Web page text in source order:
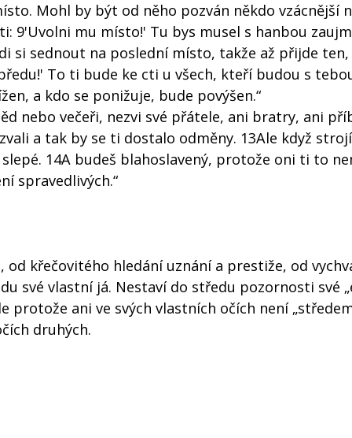
Mohl by být od něho pozván někdo vzácnější
9'Uvolni mu místo!' Tu bys musel s hanbou
si sednout na poslední místo, takže až přijde
To ti bude ke cti u všech, kteří budou s
a kdo se ponižuje, bude povýšen.“
nebo večeři, nezvi své přátele, ani bratry, ani
a tak by se ti dostalo odměny. 13Ale když
14A budeš blahoslavený, protože oni ti to
spravedlivých.“
od křečovitého hledání uznání a prestiže, od
své vlastní já. Nestaví do středu pozornosti své
ani ve svých vlastních očích není
druhých.